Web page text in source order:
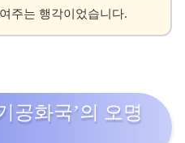
주는 행각이었습니다.
공화국’의 오명